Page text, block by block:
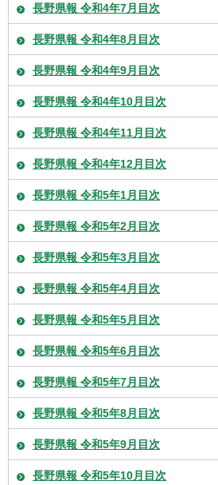
長野県報 令和4年7月目次
長野県報 令和4年8月目次
長野県報 令和4年9月目次
長野県報 令和4年10月目次
長野県報 令和4年11月目次
長野県報 令和4年12月目次
長野県報 令和5年1月目次
長野県報 令和5年2月目次
長野県報 令和5年3月目次
長野県報 令和5年4月目次
長野県報 令和5年5月目次
長野県報 令和5年6月目次
長野県報 令和5年7月目次
長野県報 令和5年8月目次
長野県報 令和5年9月目次
長野県報 令和5年10月目次